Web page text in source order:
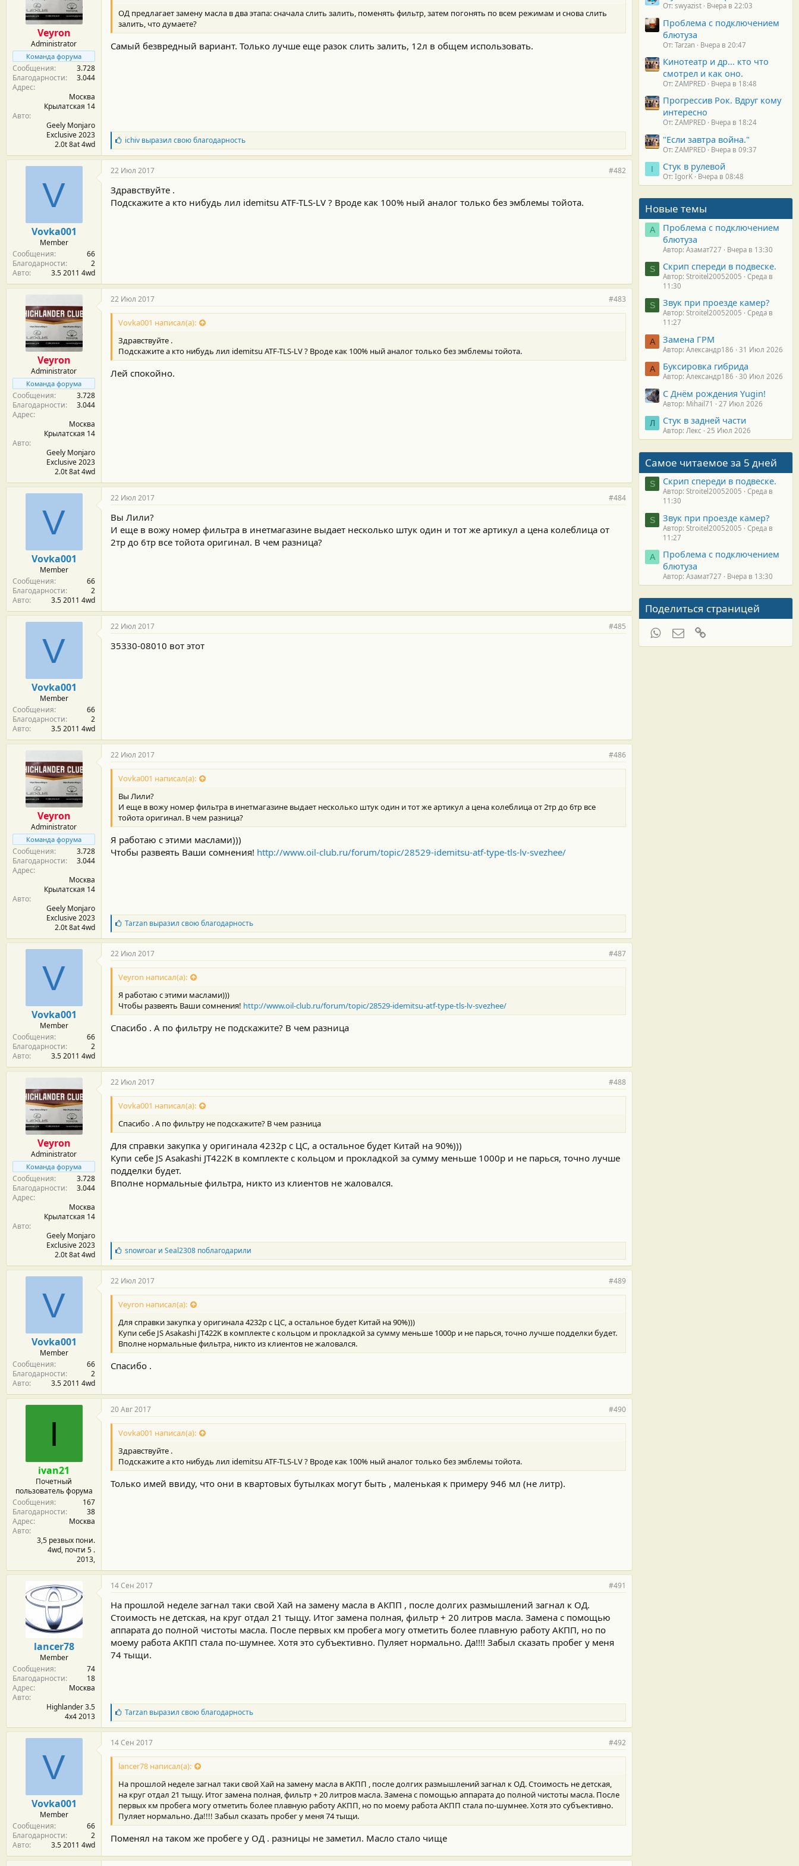
л
а
Veyron
Administrator
Команда форума
Сообщения
3.728
Благодарности
3.044
Адрес
Москва
Крылатская 14
Авто
Geely Monjaro
Exclusive 2023
2.0t 8at 4wd
ОД предлагает замену масла в два этапа: сначала слить залить, поменять фильтр, затем погонять по всем режимам и снова слить
залить, что думаете?
Самый безвредный вариант. Только лучше еще разок слить залить, 12л в общем использовать.
Б
л
а
г
о
д
а
р
ichivвыразил свою благодарность
V
Vovka001
Member
Сообщения
66
Благодарности
2
Авто
3.5 2011 4wd
22 Июл 2017 #482
Здравствуйте .
Подскажите а кто нибудь лил idemitsu ATF-TLS-LV ? Вроде как 100% ный аналог только без эмблемы тойота.
Veyron
Administrator
Команда форума
Сообщения
3.728
Благодарности
3.044
Адрес
Москва
Крылатская 14
Авто
Geely Monjaro
Exclusive 2023
2.0t 8at 4wd
22 Июл 2017 #483
Vovka001 написал(а):
Здравствуйте .
Подскажите а кто нибудь лил idemitsu ATF-TLS-LV ? Вроде как 100% ный аналог только без эмблемы тойота.
Лей спокойно.
V
Vovka001
Member
Сообщения
66
Благодарности
2
Авто
3.5 2011 4wd
22 Июл 2017 #484
Вы Лили?
И еще в вожу номер фильтра в инетмагазине выдает несколько штук один и тот же артикул а цена колеблица от
2тр до 6тр все тойота оригинал. В чем разница?
V
Vovka001
Member
Сообщения
66
Благодарности
2
Авто
3.5 2011 4wd
22 Июл 2017 #485
35330-08010 вот этот
Veyron
Administrator
Команда форума
Сообщения
3.728
Благодарности
3.044
Адрес
Москва
Крылатская 14
Авто
Geely Monjaro
Exclusive 2023
2.0t 8at 4wd
22 Июл 2017 #486
Vovka001 написал(а):
Вы Лили?
И еще в вожу номер фильтра в инетмагазине выдает несколько штук один и тот же артикул а цена колеблица от 2тр до 6тр все
тойота оригинал. В чем разница?
Я работаю с этими маслами)))
Чтобы развеять Ваши сомнения! http://www.oil-club.ru/forum/topic/28529-idemitsu-atf-type-tls-lv-svezhee/
Б
л
а
г
о
д
а
н
о
с
т
Tarzanвыразил свою благодарность
V
Vovka001
Member
Сообщения
66
Благодарности
2
Авто
3.5 2011 4wd
22 Июл 2017 #487
Veyron написал(а):
Я работаю с этими маслами)))
Чтобы развеять Ваши сомнения! http://www.oil-club.ru/forum/topic/28529-idemitsu-atf-type-tls-lv-svezhee/
Спасибо . А по фильтру не подскажите? В чем разница
Veyron
Administrator
Команда форума
Сообщения
3.728
Благодарности
3.044
Адрес
Москва
Крылатская 14
Авто
Geely Monjaro
Exclusive 2023
2.0t 8at 4wd
22 Июл 2017 #488
Vovka001 написал(а):
Спасибо . А по фильтру не подскажите? В чем разница
Для справки закупка у оригинала 4232р с ЦС, а остальное будет Китай на 90%)))
Купи себе JS Asakashi JT422K в комплекте с кольцом и прокладкой за сумму меньше 1000р и не парься, точно лучше
подделки будет.
Вполне нормальные фильтра, никто из клиентов не жаловался.
Б
л
а
г
о
д
а
н
о
с
т
и
snowroarи Seal2308поблагодарили
V
Vovka001
Member
Сообщения
66
Благодарности
2
Авто
3.5 2011 4wd
22 Июл 2017 #489
Veyron написал(а):
Для справки закупка у оригинала 4232р с ЦС, а остальное будет Китай на 90%)))
Купи себе JS Asakashi JT422K в комплекте с кольцом и прокладкой за сумму меньше 1000р и не парься, точно лучше подделки будет.
Вполне нормальные фильтра, никто из клиентов не жаловался.
Спасибо .
I
ivan21
Почетный
пользователь форума
Сообщения
167
Благодарности
38
Адрес
Москва
Авто
3,5 резвых пони.
4wd, почти 5 .
2013,
20 Авг 2017 #490
Vovka001 написал(а):
Здравствуйте .
Подскажите а кто нибудь лил idemitsu ATF-TLS-LV ? Вроде как 100% ный аналог только без эмблемы тойота.
Только имей ввиду, что они в квартовых бутылках могут быть , маленькая к примеру 946 мл (не литр).
lancer78
Member
Сообщения
74
Благодарности
18
Адрес
Москва
Авто
Highlander 3.5
4x4 2013
14 Сен 2017 #491
На прошлой неделе загнал таки свой Хай на замену масла в АКПП , после долгих размышлений загнал к ОД.
Стоимость не детская, на круг отдал 21 тыщу. Итог замена полная, фильтр + 20 литров масла. Замена с помощью
аппарата до полной чистоты масла. После первых км пробега могу отметить более плавную работу АКПП, но по
моему работа АКПП стала по-шумнее. Хотя это субъективно. Пуляет нормально. Да!!!! Забыл сказать пробег у меня
74 тыщи.
Б
л
а
г
о
д
а
н
о
с
т
и
:
Tarzanвыразил свою благодарность
V
Vovka001
Member
Сообщения
66
Благодарности
2
Авто
3.5 2011 4wd
14 Сен 2017 #492
lancer78 написал(а):
На прошлой неделе загнал таки свой Хай на замену масла в АКПП , после долгих размышлений загнал к ОД. Стоимость не детская,
на круг отдал 21 тыщу. Итог замена полная, фильтр + 20 литров масла. Замена с помощью аппарата до полной чистоты масла. После
первых км пробега могу отметить более плавную работу АКПП, но по моему работа АКПП стала по-шумнее. Хотя это субъективно.
Пуляет нормально. Да!!!! Забыл сказать пробег у меня 74 тыщи.
Поменял на таком же пробеге у ОД . разницы не заметил. Масло стало чище
От: swyazist Вчера в 22:03
Проблема с подключением
блютуза
От: Tarzan Вчера в 20:47
Кинотеатр и др... кто что
смотрел и как оно.
От: ZAMPRED Вчера в 18:48
Прогрессив Рок. Вдруг кому
интересно
От: ZAMPRED Вчера в 18:24
"Если завтра война."
От: ZAMPRED Вчера в 09:37
I Стук в рулевой
От: IgorK Вчера в 08:48
Новые темы
А
Проблема с подключением
блютуза
Автор: Азамат727 Вчера в 13:30
S Скрип спереди в подвеске.
Автор: Stroitel20052005
Среда в
11:30
S Звук при проезде камер?
Автор: Stroitel20052005
Среда в
11:27
А Замена ГРМ
Автор: Александр186 31 Июл 2026
А Буксировка гибрида
Автор: Александр186 30 Июл 2026
С Днём рождения Yugin!
Автор: Mihail71 27 Июл 2026
Л Стук в задней части
Автор: Лекс 25 Июл 2026
Самое читаемое за 5 дней
S Скрип спереди в подвеске.
Автор: Stroitel20052005
Среда в
11:30
S Звук при проезде камер?
Автор: Stroitel20052005
Среда в
11:27
А
Проблема с подключением
блютуза
Автор: Азамат727 Вчера в 13:30
Поделиться страницей
WhatsAppЭлектронная почта